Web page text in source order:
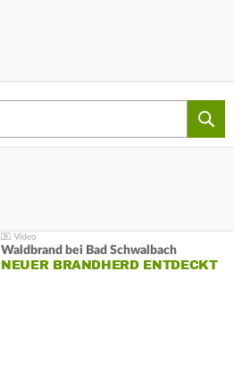
Waldbrand bei Bad Schwalbach
NEUER BRANDHERD ENTDECKT